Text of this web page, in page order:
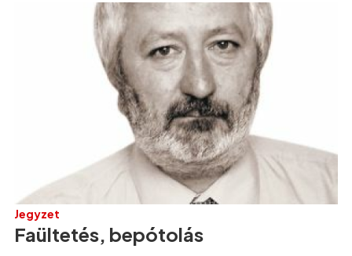
Jegyzet
Faültetés, bepótolás